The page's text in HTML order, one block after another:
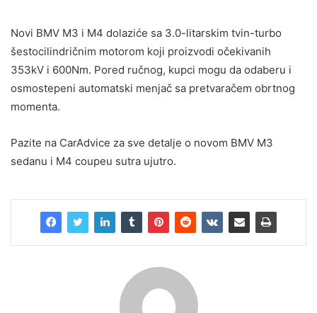
Novi BMV M3 i M4 dolaziće sa 3.0-litarskim tvin-turbo
šestocilindričnim motorom koji proizvodi očekivanih
353kV i 600Nm. Pored ručnog, kupci mogu da odaberu i
osmostepeni automatski menjač sa pretvaračem obrtnog
momenta.
Pazite na CarAdvice za sve detalje o novom BMV M3
sedanu i M4 coupeu sutra ujutro.